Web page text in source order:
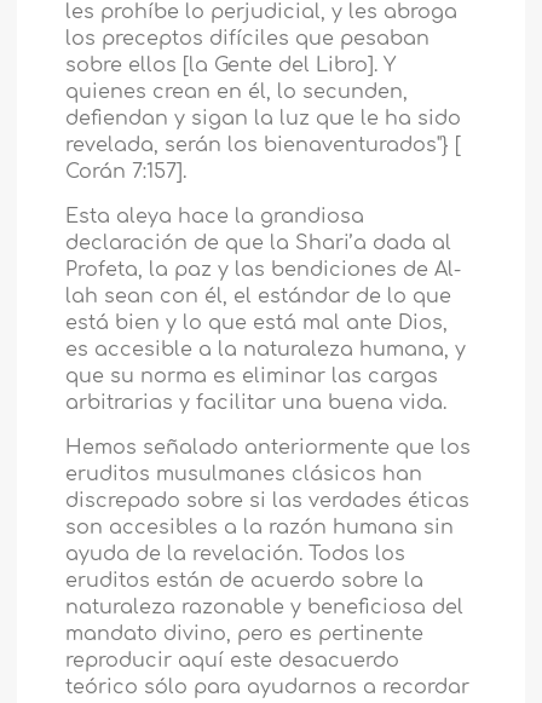
les prohíbe lo perjudicial, y les abroga
los preceptos difíciles que pesaban
sobre ellos [la Gente del Libro]. Y
quienes crean en él, lo secunden,
defiendan y sigan la luz que le ha sido
revelada, serán los bienaventurados"} [
Corán 7:157].
Esta aleya hace la grandiosa
declaración de que la Shari’a dada al
Profeta, la paz y las bendiciones de Al-
lah sean con él, el estándar de lo que
está bien y lo que está mal ante Dios,
es accesible a la naturaleza humana, y
que su norma es eliminar las cargas
arbitrarias y facilitar una buena vida.
Hemos señalado anteriormente que los
eruditos musulmanes clásicos han
discrepado sobre si las verdades éticas
son accesibles a la razón humana sin
ayuda de la revelación. Todos los
eruditos están de acuerdo sobre la
naturaleza razonable y beneficiosa del
mandato divino, pero es pertinente
reproducir aquí este desacuerdo
teórico sólo para ayudarnos a recordar